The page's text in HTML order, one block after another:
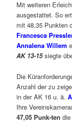
Mit weiteren
ausgestattet. So
mit 48,35 Punkten
Francesca
Annalena Willem
AK 13-15siegte
Die
Anzahl der zu
in der AK 16 u. ä.
Ihre
47,05 Punk-ten